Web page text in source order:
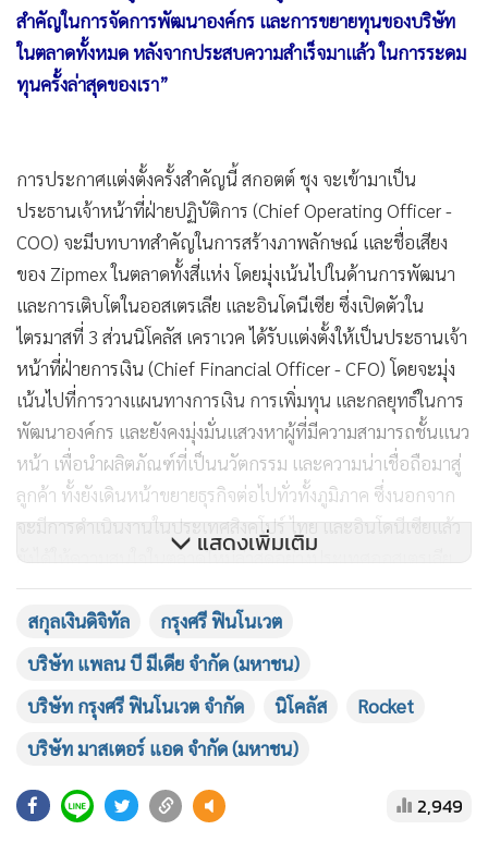
สำคัญในการจัดการพัฒนาองค์กร และการขยายทุนของบริษัท
ในตลาดทั้งหมด หลังจากประสบความสำเร็จมาแล้ว ในการระดม
ทุนครั้งล่าสุดของเรา”
การประกาศแต่งตั้งครั้งสำคัญนี้ สกอตต์ ชุง จะเข้ามาเป็น
ประธานเจ้าหน้าที่ฝ่ายปฏิบัติการ (Chief Operating Officer -
COO) จะมีบทบาทสำคัญในการสร้างภาพลักษณ์ และชื่อเสียง
ของ Zipmex ในตลาดทั้งสี่แห่ง โดยมุ่งเน้นไปในด้านการพัฒนา
และการเติบโตในออสเตรเลีย และอินโดนีเซีย ซึ่งเปิดตัวใน
ไตรมาสที่ 3 ส่วนนิโคลัส เคราเวค ได้รับแต่งตั้งให้เป็นประธานเจ้า
หน้าที่ฝ่ายการเงิน (Chief Financial Officer - CFO) โดยจะมุ่ง
เน้นไปที่การวางแผนทางการเงิน การเพิ่มทุน และกลยุทธ์ในการ
พัฒนาองค์กร และยังคงมุ่งมั่นแสวงหาผู้ที่มีความสามารถชั้นแนว
หน้า เพื่อนำผลิตภัณฑ์ที่เป็นนวัตกรรม และความน่าเชื่อถือมาสู่
ลูกค้า ทั้งยังเดินหน้าขยายธุรกิจต่อไปทั่วทั้งภูมิภาค ซึ่งนอกจาก
จะมีการดำเนินงานในประเทศสิงคโปร์ ไทย และอินโดนีเซียแล้ว
ยังได้ให้ความสนใจในตลาดใหม่ล่าสุดอย่างประเทศออสเตรเลีย
โดยมีเป้าหมายที่จะเชื่อมต่อสินทรัพย์ดิจิทัลเข้ากับชีวิตประจำวัน
ขณะที่ ตรัยคุณ ศรีหงส์ จะนั่งในตำแหน่ง Country Manager
ประเทศไทย ซึ่งมีผลงานการร่วมบริหาร สร้างความเชื่อมั่นให้กับ
ทั้งนี้ เมื่อเดือนที่ผ่านมา Zipmex ได้สรุปปิดการระดมทุนรอบ
ของสหรัฐฯ B Capital และกลุ่มนักลงทุน เช่น TNB Aura บริษัท
แสดงเพิ่มเติม
สกุลเงินดิจิทัล
กรุงศรี ฟินโนเวต
บริษัท แพลน บี มีเดีย จำกัด (มหาชน)
บริษัท กรุงศรี ฟินโนเวต จำกัด
นิโคลัส
Rocket
บริษัท มาสเตอร์ แอด จำกัด (มหาชน)
2,949